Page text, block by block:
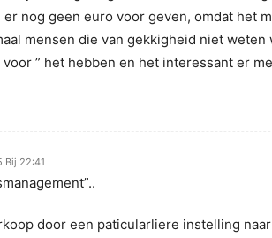
nog geen euro voor geven, omdat het
mensen die van gekkigheid niet weten
” het hebben en het interessant er
Bij 22:41
door een paticularliere instelling